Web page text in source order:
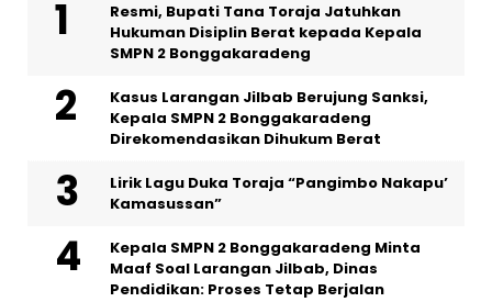
Resmi, Bupati Tana Toraja Jatuhkan
Hukuman Disiplin Berat kepada Kepala
SMPN 2 Bonggakaradeng
Kasus Larangan Jilbab Berujung Sanksi,
Kepala SMPN 2 Bonggakaradeng
Direkomendasikan Dihukum Berat
Lirik Lagu Duka Toraja “Pangimbo Nakapu’
Kamasussan”
Kepala SMPN 2 Bonggakaradeng Minta
Maaf Soal Larangan Jilbab, Dinas
Pendidikan: Proses Tetap Berjalan